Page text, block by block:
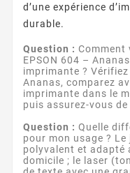
d’une expérience
durable.
Question : Comment
EPSON 604 –
imprimante ?
Ananas, comparez
imprimante dans le
puis assurez-vous
Question : Quelle
pour mon usage ?
polyvalent et adapté
domicile ; le laser